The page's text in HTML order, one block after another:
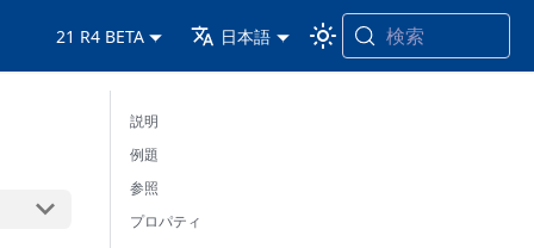
21 R4 BETA 日本語 検索
説明
例題
参照
プロパティ